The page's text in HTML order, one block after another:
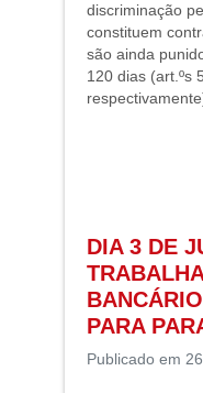
discriminação
constituem
são ainda
120 dias (art.ºs
DIA 3 DE
PARA
Publicado em